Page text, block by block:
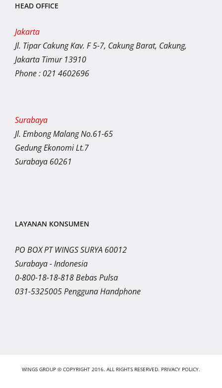
HEAD OFFICE
Jakarta
Jl. Tipar Cakung Kav. F 5-7, Cakung Barat, Cakung,
Jakarta Timur 13910
Phone : 021 4602696
Surabaya
Jl. Embong Malang No.61-65
Gedung Ekonomi Lt.7
Surabaya 60261
LAYANAN KONSUMEN
PO BOX PT WINGS SURYA 60012
Surabaya - Indonesia
0-800-18-18-818 Bebas Pulsa
031-5325005 Pengguna Handphone
WINGS GROUP © COPYRIGHT 2016. ALL RIGHTS RESERVED. PRIVACY POLICY.